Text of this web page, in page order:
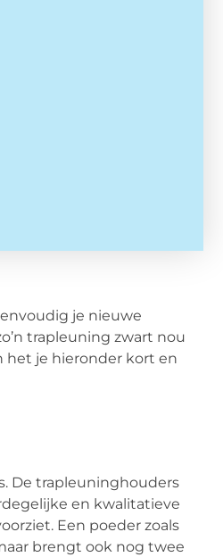
je nieuwe
trapleuning zwart nou
het je hieronder kort en
De trapleuninghouders
en kwalitatieve
Een poeder zoals
brengt ook nog twee